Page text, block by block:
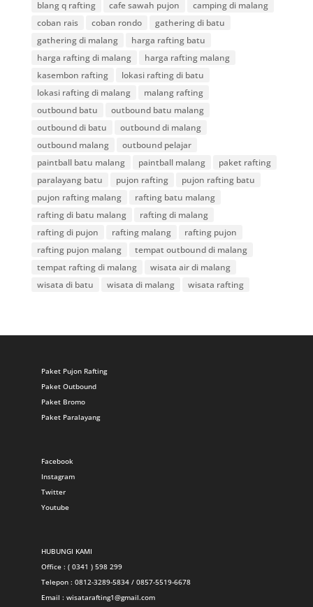
blang q rafting
cafe sawah pujon
camping di malang
coban rais
coban rondo
gathering di batu
gathering di malang
harga rafting batu
harga rafting di malang
harga rafting malang
kasembon rafting
lokasi rafting di batu
lokasi rafting di malang
malang rafting
outbound batu
outbound batu malang
outbound di batu
outbound di malang
outbound malang
outbound pelajar
paintball batu malang
paintball malang
paket rafting
paralayang batu
pujon rafting
pujon rafting batu
pujon rafting malang
rafting batu malang
rafting di batu malang
rafting di malang
rafting di pujon
rafting malang
rafting pujon
rafting pujon malang
tempat outbound di malang
tempat rafting di malang
wisata air di malang
wisata di batu
wisata di malang wisata rafting
Paket Pujon Rafting
Paket Outbound
Paket Bromo
Paket Paralayang
Facebook
Instagram
Twitter
Youtube
HUBUNGI KAMI
Office : ( 0341 ) 598 299
Telepon : 0812-3289-5834 / 0857-5519-6678
Email : wisatarafting1@gmail.com